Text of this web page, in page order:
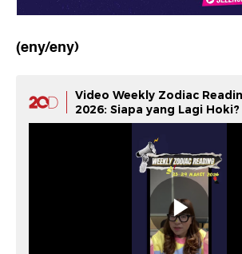
(eny/eny)
Video Weekly Zodiac
2026: Siapa yang Lagi Hoki?